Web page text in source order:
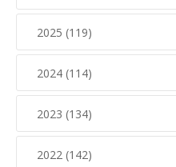
Julio (11)
Junio (7)
Mayo (9)
Abril (13)
Marzo (12)
2025 (119)
Diciembre (12)
Noviembre (17)
Octubre (15)
2024 (114)
Diciembre (10)
Noviembre (14)
2023 (134)
Diciembre (11)
2022 (142)